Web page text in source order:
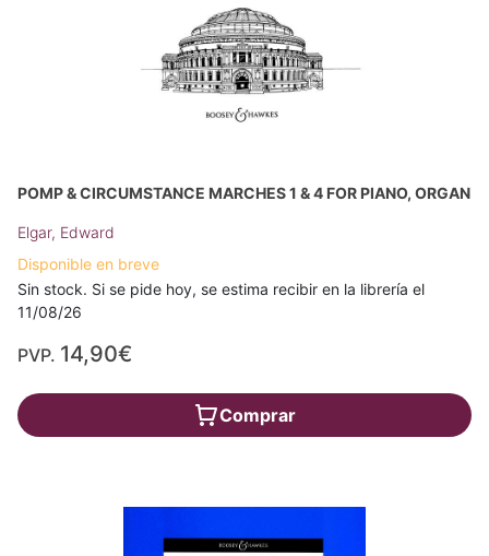
POMP & CIRCUMSTANCE MARCHES 1 & 4 FOR PIANO, ORGAN
Elgar, Edward
Disponible en breve
Sin stock. Si se pide hoy, se estima recibir en la librería el
11/08/26
PVP. 14,90€
Comprar